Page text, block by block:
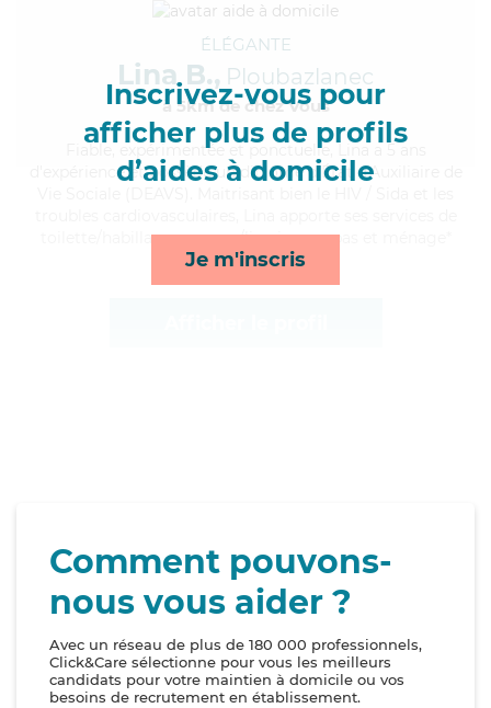
Inscrivez-vous pour
afficher plus de profils
d’aides à domicile
Je m'inscris
ÉLÉGANTE
Lina B., Ploubazlanec
à 5km de chez Vous
, expérimentée et ponctuelle, Lina a 5 ans
d'expérience et possède un diplôme d'État d'Auxiliaire de
toilette/habillage, courses/livraison, repas et ménage*
Comment pouvons-
nous vous aider ?
Avec un réseau de plus de 180 000 professionnels,
Click&Care sélectionne pour vous les meilleurs
candidats pour votre maintien à domicile ou vos
besoins de recrutement en établissement.